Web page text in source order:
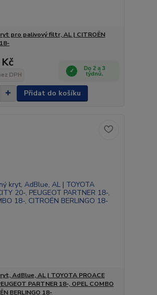
pro palivový filtr, AL | CITROËN
DPH
Do 2 a 3
týdnů.
Přidat do košíku
AdBlue, AL | TOYOTA PROACE
PARTNER 18-, OPEL COMBO
BERLINGO 18-